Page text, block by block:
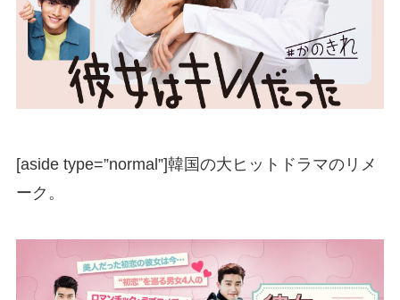
[aside type=”normal”]韓国の大ヒットドラマのリメ
ーク。